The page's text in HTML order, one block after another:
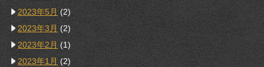
2023年5月 (2)
2023年3月 (2)
2023年2月 (1)
2023年1月 (2)